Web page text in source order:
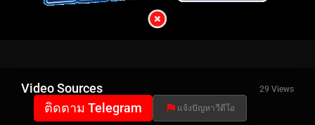
Video Sources 29 Views
ติดตาม Telegram แจ้งปัญหาวีดีโอ